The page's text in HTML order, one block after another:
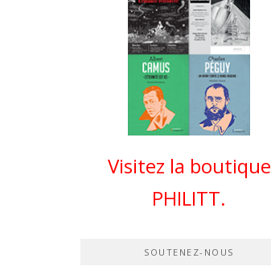
Visitez la boutique
PHILITT.
SOUTENEZ-NOUS